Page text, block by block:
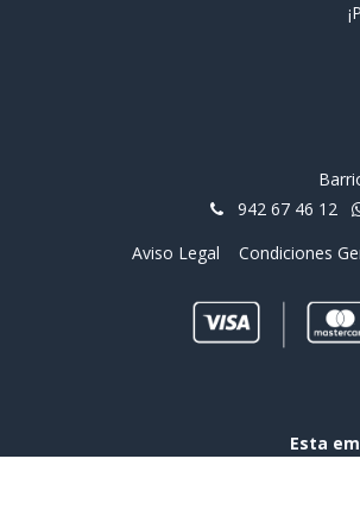
942 67 46 12
Aviso Legal
Condiciones
Esta